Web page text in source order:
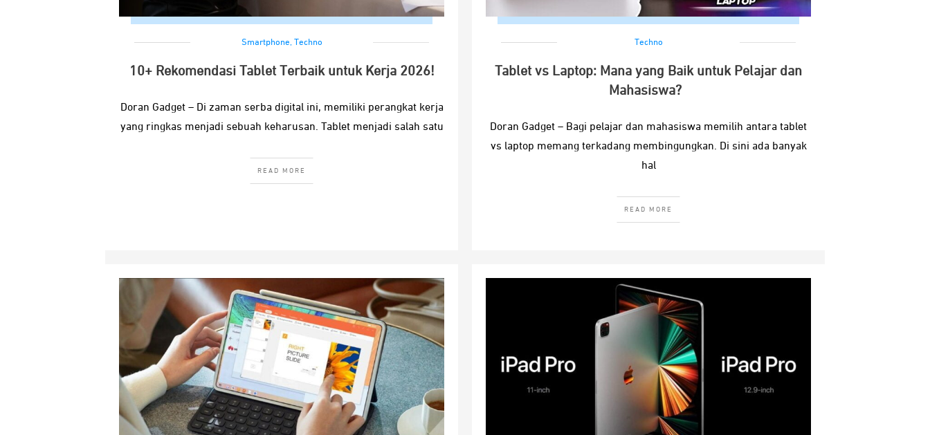
Smartphone, Techno
10+ Rekomendasi Tablet Terbaik untuk Kerja 2026!
Doran Gadget – Di zaman serba digital ini, memiliki perangkat kerja
yang ringkas menjadi sebuah keharusan. Tablet menjadi salah satu
READ MORE
Techno
Tablet vs Laptop: Mana yang Baik untuk Pelajar dan
Mahasiswa?
Doran Gadget – Bagi pelajar dan mahasiswa memilih antara tablet
vs laptop memang terkadang membingungkan. Di sini ada banyak
hal
READ MORE